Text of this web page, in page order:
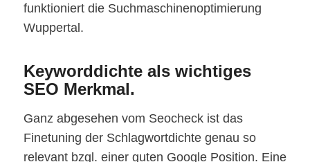
funktioniert die Suchmaschinenoptimierung
Wuppertal.
Keyworddichte als wichtiges
SEO Merkmal.
Ganz abgesehen vom Seocheck ist das
Finetuning der Schlagwortdichte genau so
relevant bzgl. einer guten Google Position. Eine